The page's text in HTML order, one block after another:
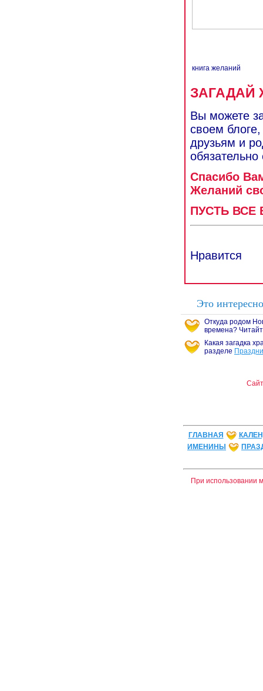
книга желаний
ЗАГАДАЙ
Вы можете
своем
друзьям и
Спасибо
Желаний
ПУСТЬ
Нравится
Это интересно
Откуда родом
времена?
Какая загадка
разделе
ГЛАВНАЯ
ИМЕНИНЫ
При использовании